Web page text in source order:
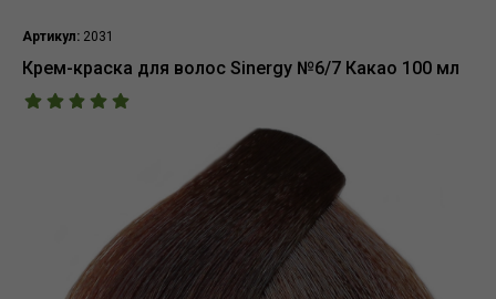
Артикул: 2031
Крем-краска для волос Sinergy №6/7 Какао 100 мл